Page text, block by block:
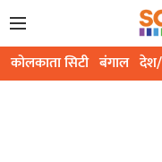
कोलकाता सिटी बंगाल